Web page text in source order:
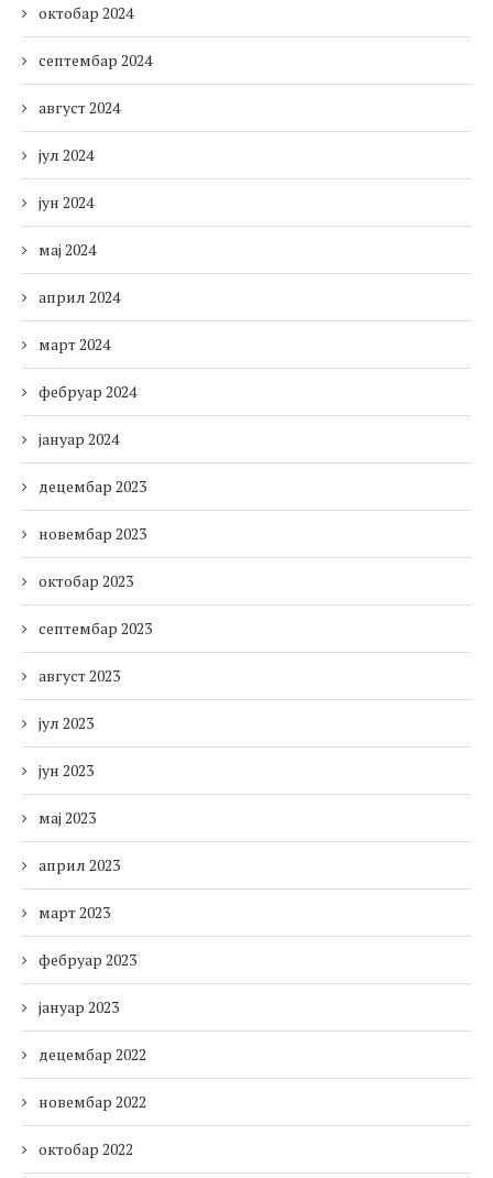
октобар 2024
септембар 2024
август 2024
јул 2024
јун 2024
мај 2024
април 2024
март 2024
фебруар 2024
јануар 2024
децембар 2023
новембар 2023
октобар 2023
септембар 2023
август 2023
јул 2023
јун 2023
мај 2023
април 2023
март 2023
фебруар 2023
јануар 2023
децембар 2022
новембар 2022
октобар 2022